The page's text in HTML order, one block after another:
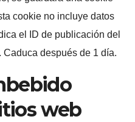
cookie no incluye datos
el ID de publicación del
después de 1 día.
web